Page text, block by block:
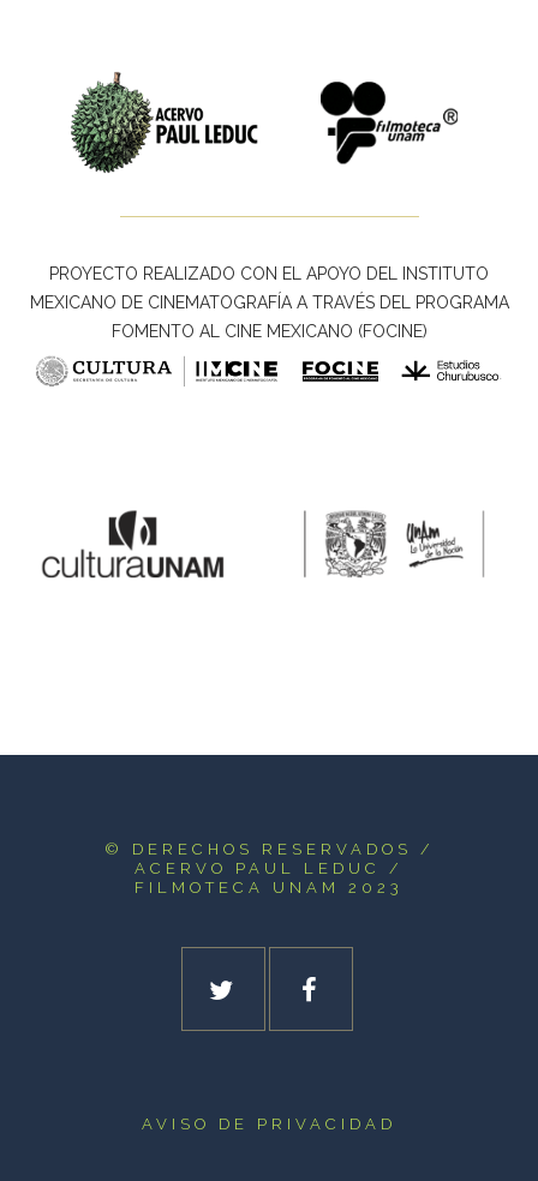
PROYECTO REALIZADO CON EL APOYO DEL INSTITUTO
MEXICANO DE CINEMATOGRAFÍA A TRAVÉS DEL PROGRAMA
FOMENTO AL CINE MEXICANO (FOCINE)
© DERECHOS RESERVADOS
/
ACERVO PAUL LEDUC /
FILMOTECA UNAM 2023
AVISO DE PRIVACIDAD